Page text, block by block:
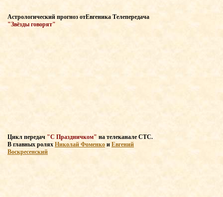
Астрологический прогноз отЕвгеника Телепередача
"Звёзды говорят"
Цикл передач "С Праздничком" на телеканале СТС.
В главных ролях Николай Фоменко и Евгений
Воскресенский